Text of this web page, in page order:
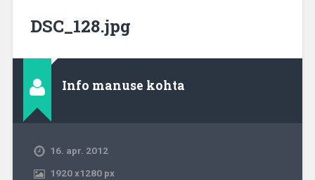
DSC_128.jpg
Info manuse kohta
16. apr. 2012
1920x1280 px